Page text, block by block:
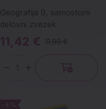
Geografija 9, samostojni
delovni zvezek
11,42 € 11,90 €
-4 %
-4 %